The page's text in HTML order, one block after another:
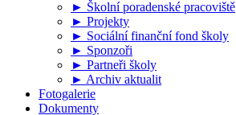
► Školní poradenské pracoviště
► Projekty
► Sociální finanční fond školy
► Sponzoři
► Partneři školy
► Archiv aktualit
Fotogalerie
Dokumenty